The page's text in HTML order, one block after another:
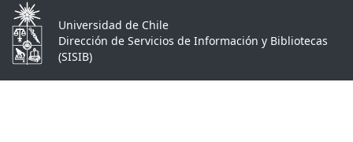
Universidad de Chile
Dirección de Servicios de Información y Bibliotecas
(SISIB)